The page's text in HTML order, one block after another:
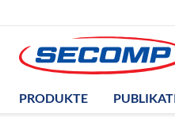
PRODUKTE